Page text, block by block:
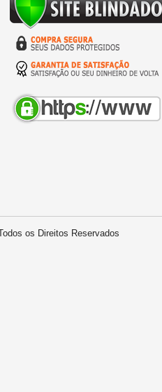
os Direitos Reservados